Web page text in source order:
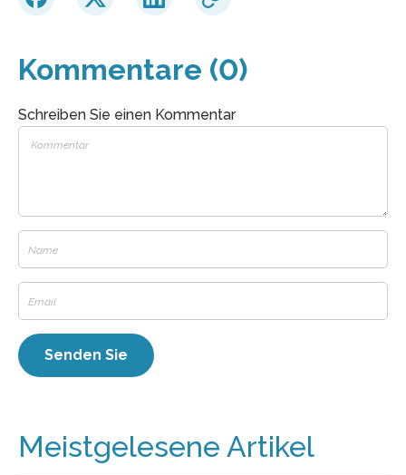
Kommentare (0)
Schreiben Sie einen Kommentar
Meistgelesene Artikel